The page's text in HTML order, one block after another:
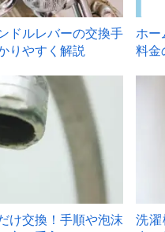
ドルレバーの交換手
りやすく解説
ホー
料金
け交換！手順や泡沫
洗濯